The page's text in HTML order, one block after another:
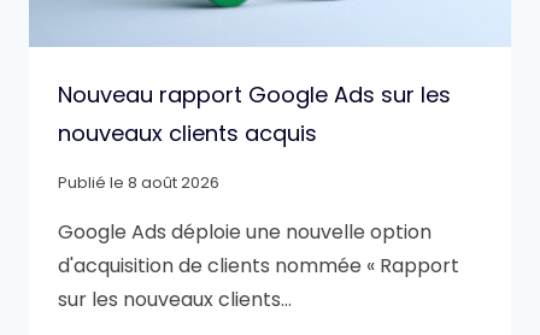
Nouveau rapport Google Ads sur les
nouveaux clients acquis
Publié le 8 août 2026
Google Ads déploie une nouvelle option
d'acquisition de clients nommée « Rapport
sur les nouveaux clients…